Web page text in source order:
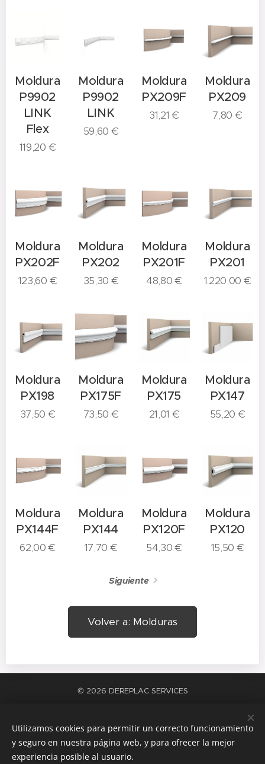
Moldura
P9902
LINK
Flex
119,20 €
Moldura
P9902
LINK
59,60 €
Moldura
PX209F
31,21 €
Moldura
PX209
7,80 €
Moldura
PX202F
123,60 €
Moldura
PX202
35,30 €
Moldura
PX201F
48,80€
Moldura
PX201
1.220,00 €
Moldura
PX198
37,50 €
Moldura
PX175F
73,50 €
Moldura
PX175
21,01 €
Moldura
PX147
55,20 €
Moldura
PX144F
62,00€
Moldura
PX144
17,70 €
Moldura
PX120F
54,30€
Moldura
PX120
15,50 €
Siguiente
Volver a: Molduras
© 2026 DEREPLAC SERVICES
Idiomas
Español
Català
Utilizamos cookies para permitir un correcto funcionamiento
y seguro en nuestra página web, y para ofrecer la mejor
experiencia posible al usuario.